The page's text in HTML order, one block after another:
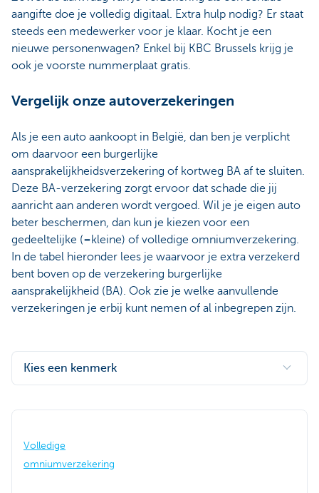
aangifte doe je volledig digitaal. Extra hulp nodig? Er staat
steeds een medewerker voor je klaar. Kocht je een
nieuwe personenwagen? Enkel bij KBC Brussels krijg je
ook je voorste nummerplaat gratis.
Vergelijk onze autoverzekeringen
Als je een auto aankoopt in België, dan ben je verplicht
om daarvoor een burgerlijke
aansprakelijkheidsverzekering of kortweg BA af te sluiten.
Deze BA-verzekering zorgt ervoor dat schade die jij
aanricht aan anderen wordt vergoed. Wil je je eigen auto
beter beschermen, dan kun je kiezen voor een
gedeeltelijke (=kleine) of volledige omniumverzekering.
In de tabel hieronder lees je waarvoor je extra verzekerd
bent boven op de verzekering burgerlijke
aansprakelijkheid (BA). Ook zie je welke aanvullende
verzekeringen je erbij kunt nemen of al inbegrepen zijn.
Kies een kenmerk
Volledige
omniumverzekering